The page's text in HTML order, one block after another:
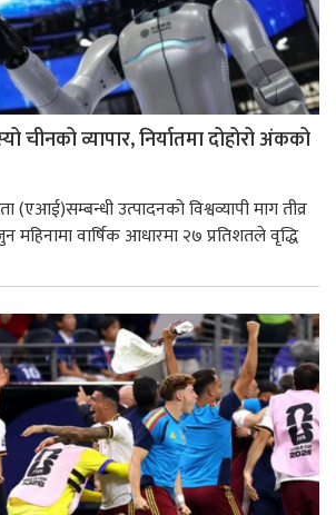
चीनको व्यापार, निर्यातमा दोहोरो अंकको
(एआई)सम्बन्धी उत्पादनको विश्वव्यापी माग तीव्र
महिनामा वार्षिक आधारमा २७ प्रतिशतले वृद्धि